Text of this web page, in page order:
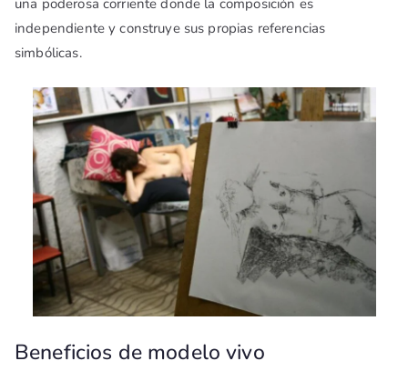
una poderosa corriente donde la composición es
independiente y construye sus propias referencias
simbólicas.
Beneficios de modelo vivo